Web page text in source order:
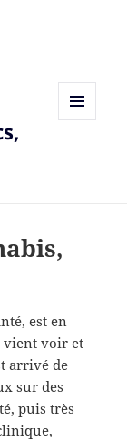
est en
vient voir et
arrivé de
sur des
puis très